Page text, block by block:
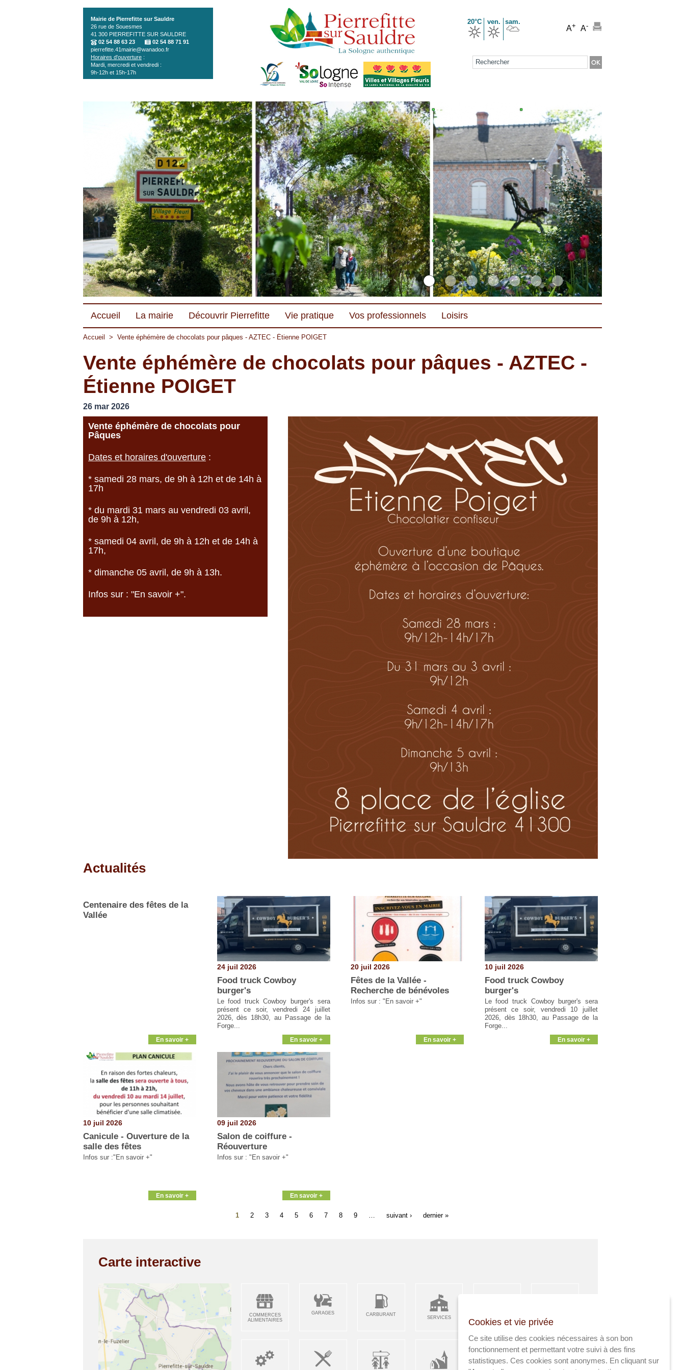
Mairie de Pierrefitte sur Sauldre
26 rue de Souesmes
41 300 PIERREFITTE SUR SAULDRE
02 54 88 63 23
02 54 88 71 91
pierrefitte.41mairie@wanadoo.fr
Horaires d'ouverture :
Mardi, mercredi et vendredi :
9h-12h et 15h-17h
20°C ven. sam.
A+ A-
Formulaire de recherche
Accueil La mairie Découvrir Pierrefitte Vie pratique Vos professionnels Loisirs
Accueil > Vente éphémère de chocolats pour pâques - AZTEC - Étienne POIGET
Vente éphémère de chocolats pour pâques - AZTEC -
Étienne POIGET
26 mar 2026
Vente éphémère de chocolats pour
Pâques
Dates et horaires d'ouverture :
* samedi 28 mars, de 9h à 12h et de 14h à
17h
* du mardi 31 mars au vendredi 03 avril,
de 9h à 12h,
* samedi 04 avril, de 9h à 12h et de 14h à
17h,
* dimanche 05 avril, de 9h à 13h.
Infos sur : "En savoir +".
Actualités
Centenaire des fêtes de la
Vallée
En savoir +
24 juil 2026
Food truck Cowboy
burger's
Le food truck Cowboy burger's sera
présent ce soir, vendredi 24 juillet
2026, dès 18h30, au Passage de la
Forge...
En savoir +
20 juil 2026
Fêtes de la Vallée -
Recherche de bénévoles
Infos sur : "En savoir +"
En savoir +
10 juil 2026
Food truck Cowboy
burger's
Le food truck Cowboy burger's sera
présent ce soir, vendredi 10 juillet
2026, dès 18h30, au Passage de la
Forge...
En savoir +
10 juil 2026
Canicule - Ouverture de la
salle des fêtes
Infos sur :"En savoir +"
En savoir +
09 juil 2026
Salon de coiffure -
Réouverture
Infos sur : "En savoir +"
En savoir +
1 2 3 4 5 6 7 8 9 suivant › dernier »
Carte interactive
COMMERCES
ALIMENTAIRES
GARAGES CARBURANT
SERVICES HÉBERGEMENT
ACTIVITÉS
SPORTIVES
Cookies et vie privée
Ce site utilise des cookies nécessaires à son bon
fonctionnement et permettant votre suivi à des fins
statistiques. Ces cookies sont anonymes. En cliquant sur